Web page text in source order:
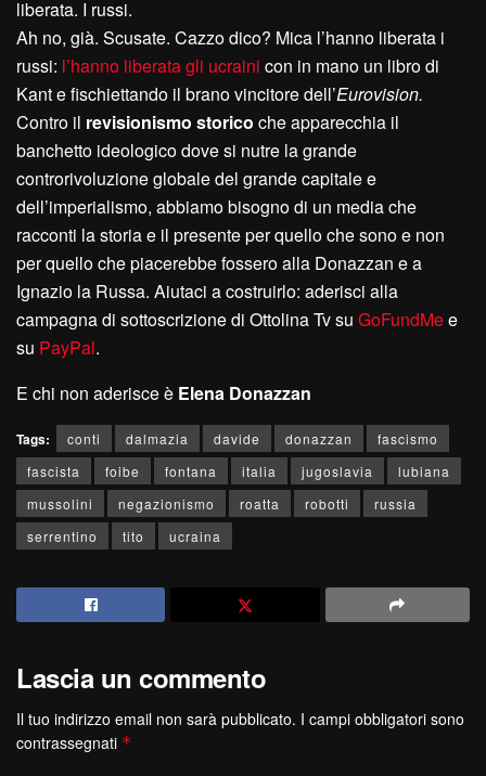
liberata. I russi.
Ah no, già. Scusate. Cazzo dico? Mica l’hanno liberata i
russi: l’hanno liberata gli ucraini con in mano un libro di
Kant e fischiettando il brano vincitore dell’Eurovision.
Contro il revisionismo storico che apparecchia il
banchetto ideologico dove si nutre la grande
controrivoluzione globale del grande capitale e
dell’imperialismo, abbiamo bisogno di un media che
racconti la storia e il presente per quello che sono e non
per quello che piacerebbe fossero alla Donazzan e a
Ignazio la Russa. Aiutaci a costruirlo: aderisci alla
campagna di sottoscrizione di Ottolina Tv su GoFundMee
su PayPal.
E chi non aderisce è Elena Donazzan
Tags: conti dalmazia davide donazzan
fascismo
fascista
foibe fontana italia jugoslavia
lubiana
mussolini
negazionismo roatta robotti
russia
serrentino
tito ucraina
Lascia un commento
Il tuo indirizzo email non sarà pubblicato. I campi obbligatori sono
contrassegnati *